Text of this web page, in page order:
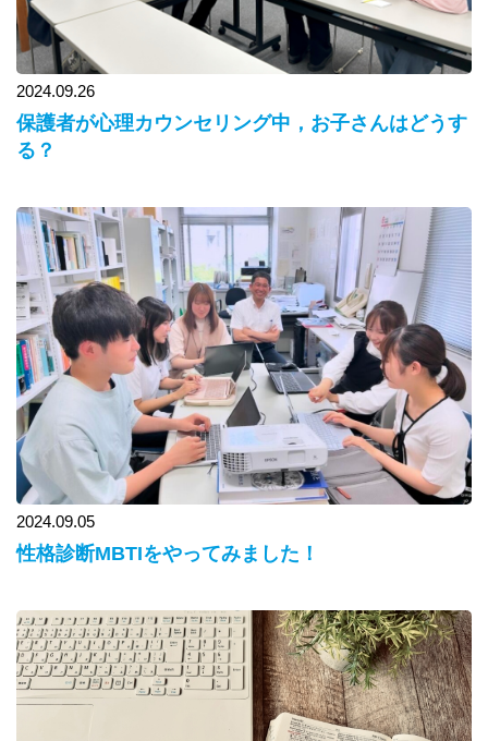
2024.09.26
保護者が心理カウンセリング中，お子さんはどうす
る？
2024.09.05
性格診断MBTIをやってみました！